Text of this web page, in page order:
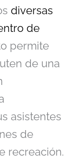
diversas
de
permite
de una
asistentes
de
recreación.